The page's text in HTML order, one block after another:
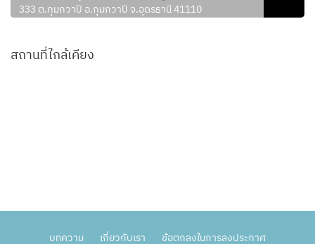
333 ต.กุมภวาปี อ.กุมภวาปี จ.อุดรธานี 41110
สถานที่ใกล้เคียง
บทความ เกี่ยวกับเรา ข้อตกลงในการลงประกาศ